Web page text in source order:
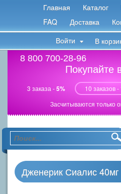
Главная Каталог
FAQ
Доставка
В
Войти
Покупайте
3 заказа -5% 10 заказов -
Засчитываются только
8 800 700-28-96
Дженерик Сиалис 40мг